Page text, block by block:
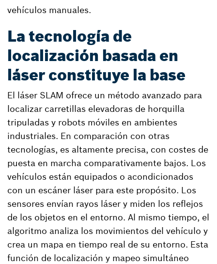
vehículos manuales.
La tecnología de
localización basada en
láser constituye la base
El láser SLAM ofrece un método avanzado para
localizar carretillas elevadoras de horquilla
tripuladas y robots móviles en ambientes
industriales. En comparación con otras
tecnologías, es altamente precisa, con costes de
puesta en marcha comparativamente bajos. Los
vehículos están equipados o acondicionados
con un escáner láser para este propósito. Los
sensores envían rayos láser y miden los reflejos
de los objetos en el entorno. Al mismo tiempo, el
algoritmo analiza los movimientos del vehículo y
crea un mapa en tiempo real de su entorno. Esta
función de localización y mapeo simultáneo